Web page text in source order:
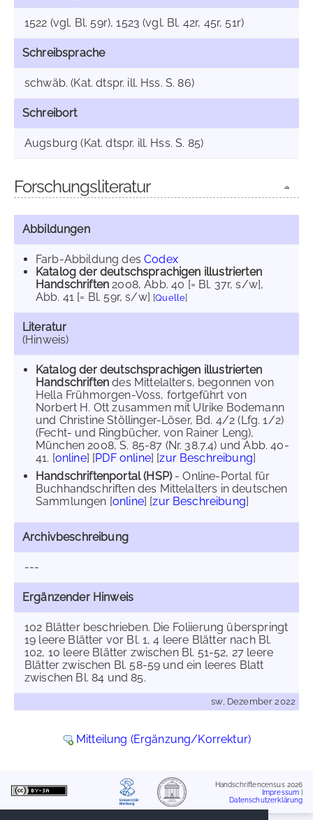
1522 (vgl. Bl. 59r), 1523 (vgl. Bl. 42r, 45r, 51r)
Schreibsprache
schwäb. (Kat. dtspr. ill. Hss. S. 86)
Schreibort
Augsburg (Kat. dtspr. ill. Hss. S. 85)
Forschungsliteratur
Abbildungen
Farb-Abbildung desCodex
Katalog der deutschsprachigen illustrierten
Handschriften 2008, Abb. 40 [= Bl. 37r, s/w],
Abb. 41 [= Bl. 59r, s/w] [Quelle]
Literatur
(Hinweis)
Katalog der deutschsprachigen illustrierten
Handschriften des Mittelalters, begonnen von
Hella Frühmorgen-Voss, fortgeführt von
Norbert H. Ott zusammen mit Ulrike Bodemann
und Christine Stöllinger-Löser, Bd. 4/2 (Lfg. 1/2)
(Fecht- und Ringbücher, von Rainer Leng),
München 2008, S. 85-87 (Nr. 38.7.4) und Abb. 40-
41. [online] [PDF online] [zur Beschreibung]
Handschriftenportal (HSP)- Online-Portal für
Buchhandschriften des Mittelalters in deutschen
Sammlungen [online] [zur Beschreibung]
Archivbeschreibung
---
Ergänzender Hinweis
102 Blätter beschrieben. Die Foliierung überspringt
19 leere Blätter vor Bl. 1, 4 leere Blätter nach Bl.
102, 10 leere Blätter zwischen Bl. 51-52, 27 leere
Blätter zwischen Bl. 58-59 und ein leeres Blatt
zwischen Bl. 84 und 85.
sw, Dezember 2022
Mitteilung (Ergänzung/Korrektur)
Handschriftencensus 2026
Impressum
Datenschutzerklärung